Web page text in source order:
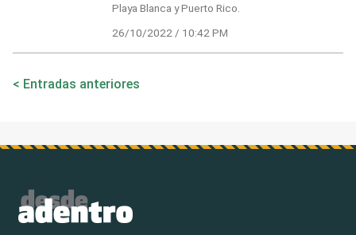
Playa Blanca y Puerto Rico.
26/10/2022 / 10:42 PM
Navegación
Entradas anteriores